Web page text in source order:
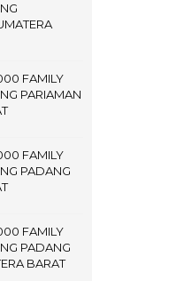
FAMILY
PARIAMAN
FAMILY
PADANG
FAMILY
PADANG
BARAT